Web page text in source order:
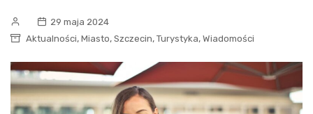
29 maja 2024
Aktualności, Miasto, Szczecin, Turystyka, Wiadomości